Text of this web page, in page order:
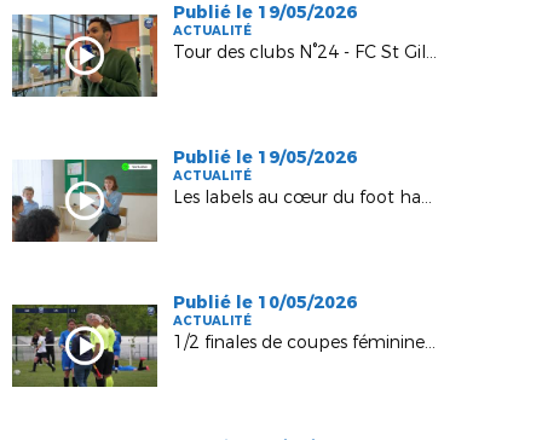
Publié le 19/05/2026
ACTUALITÉ
Tour des clubs N°24 - FC St Gilles
Publié le 19/05/2026
ACTUALITÉ
Les labels au cœur du foot haut-marnais !
Publié le 10/05/2026
ACTUALITÉ
1/2 finales de coupes féminines, COB - CFC, 10 mai 2026